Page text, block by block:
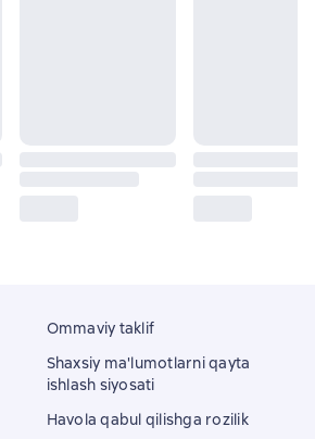
Ommaviy taklif
Shaxsiy ma'lumotlarni qayta
ishlash siyosati
Havola qabul qilishga rozilik